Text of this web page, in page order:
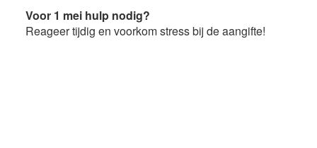
Voor 1 mei hulp nodig?
Reageer tijdig en voorkom stress bij de aangifte!